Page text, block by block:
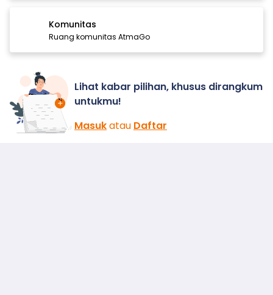
Komunitas
Ruang komunitas AtmaGo
Lihat kabar pilihan, khusus dirangkum
untukmu!
Masukatau Daftar